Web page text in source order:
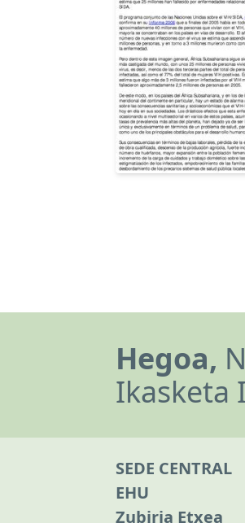
Hegoa,
Ikasketa
SEDE CENTRAL
EHU
Zubiria Etxea